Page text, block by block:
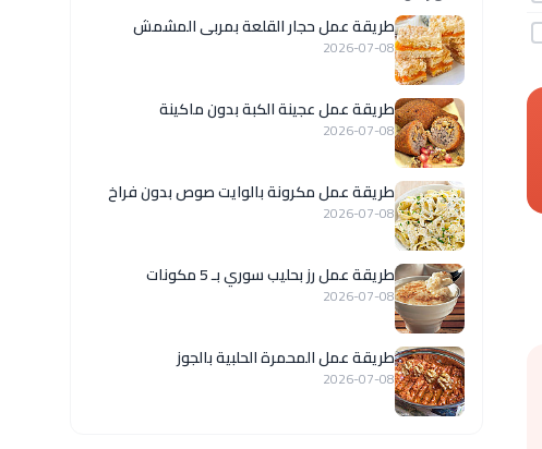
طريقة عمل حجار القلعة بمربى المشمش
2026-07-08
طريقة عمل عجينة الكبة بدون ماكينة
2026-07-08
طريقة عمل مكرونة بالوايت صوص بدون فراخ
2026-07-08
طريقة عمل رز بحليب سوري بـ 5 مكونات
2026-07-08
طريقة عمل المحمرة الحلبية بالجوز
2026-07-08